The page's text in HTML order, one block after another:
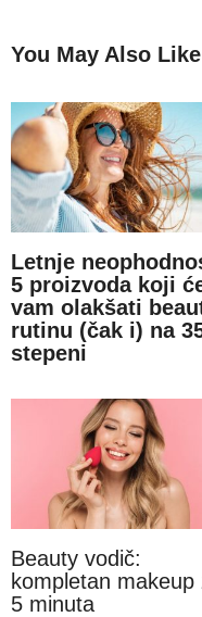
You May Also Like
Letnje
5 proizvoda koji
vam olakšati
rutinu (čak i) na
stepeni
Beauty vodič:
kompletan makeup
5 minuta